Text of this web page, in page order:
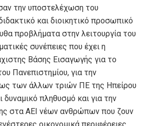
την υποστελέχωση του
και διοικητικό προσωπικό
προβλήματα στην λειτουργία του
συνέπειες που έχει η
Βάσης Εισαγωγής για το
Πανεπιστημίου, για την
των άλλων τριών ΠΕ της Ηπείρου
δυναμικό πληθυσμό και για την
στα ΑΕΙ νέων ανθρώπων που ζουν